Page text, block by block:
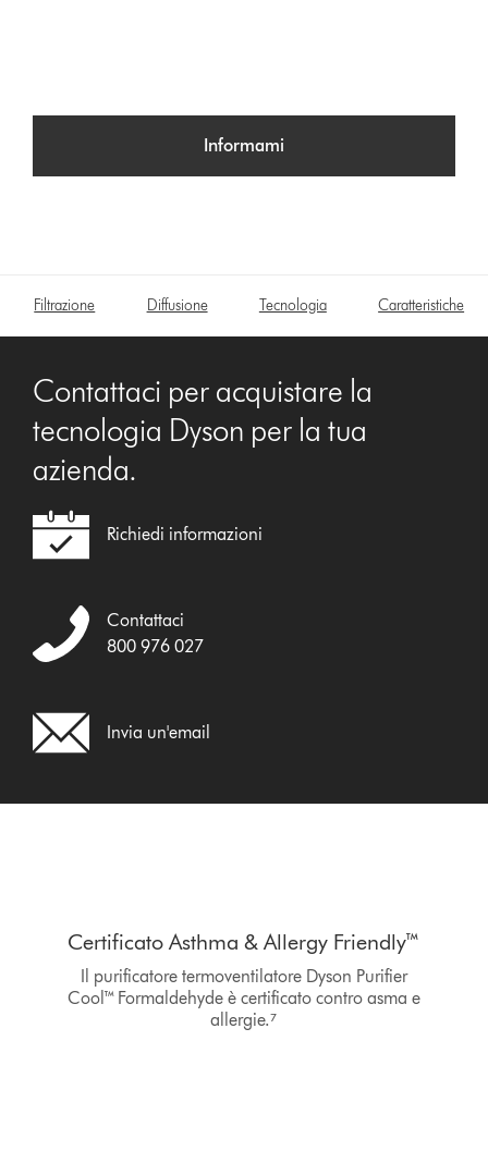
Informami
Filtrazione Diffusione Tecnologia Caratteristiche
Contattaci per acquistare la
tecnologia Dyson per la tua
azienda.
Richiedi informazioni
Contattaci
800 976 027
Invia un'email
Certificato Asthma & Allergy Friendly™
Il purificatore termoventilatore Dyson Purifier
Cool™ Formaldehyde è certificato contro asma e
allergie.⁷